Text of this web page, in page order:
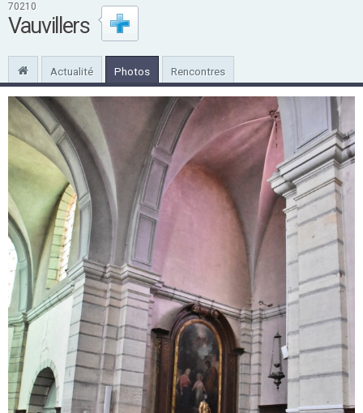
70210
Vauvillers
Actualité Photos Rencontres